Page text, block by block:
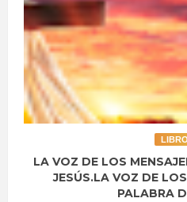
LA VOZ DE LOS
JESÚS.LA VOZ DE
PALABRA